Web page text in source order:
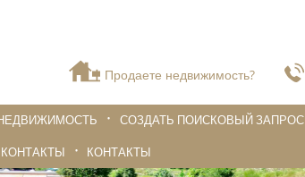
Продаете недвижимость?
СОЗДАТЬ ПОИСКОВЫЙ ЗАПРОС
КОНТАКТЫ
КОНТАКТЫ